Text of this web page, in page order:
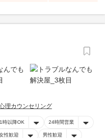
理カウンセリング
時以降OK 24時間営業
性歓迎 男性歓迎